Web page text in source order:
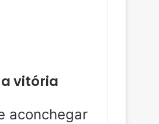
vitória
aconchegar